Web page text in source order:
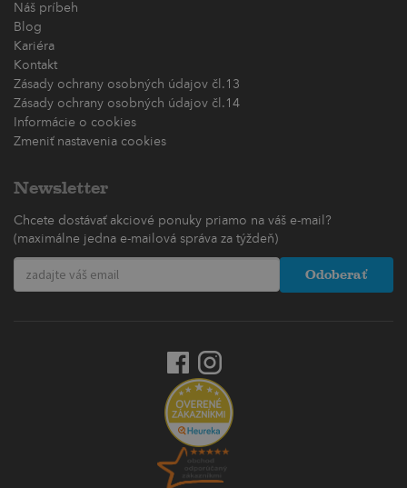
Náš príbeh
Blog
Kariéra
Kontakt
Zásady ochrany osobných údajov čl.13
Zásady ochrany osobných údajov čl.14
Informácie o cookies
Zmeniť nastavenia cookies
Newsletter
Chcete dostávať akciové ponuky priamo na váš e-mail?
(maximálne jedna e-mailová správa za týždeň)
Odoberať